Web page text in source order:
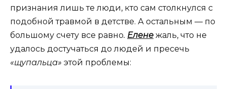
признания лишь те люди, кто сам столкнулся с
подобной травмой в детстве. А остальным — по
большому счету все равно. Елене жаль, что не
удалось достучаться до людей и пресечь
«щупальца» этой проблемы: